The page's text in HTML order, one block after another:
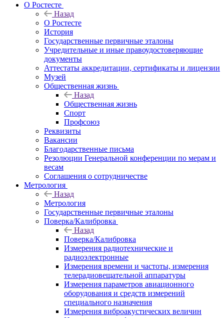
О Ростесте
Назад
О Ростесте
История
Государственные первичные эталоны
Учредительные и иные правоудостоверяющие
документы
Аттестаты аккредитации, сертификаты и лицензии
Музей
Общественная жизнь
Назад
Общественная жизнь
Спорт
Профсоюз
Реквизиты
Вакансии
Благодарственные письма
Резолюции Генеральной конференции по мерам и
весам
Соглашения о сотрудничестве
Метрология
Назад
Метрология
Государственные первичные эталоны
Поверка/Калибровка
Назад
Поверка/Калибровка
Измерения радиотехнические и
радиоэлектронные
Измерения времени и частоты, измерения
телерадиовещательной аппаратуры
Измерения параметров авиационного
оборудования и средств измерений
специального назначения
Измерения виброакустических величин